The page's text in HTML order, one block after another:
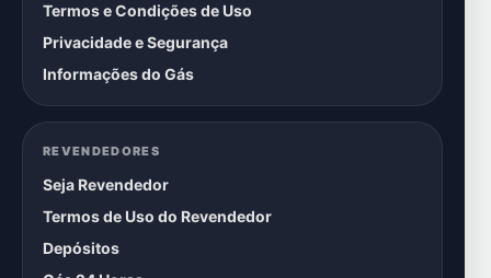
Termos e Condições de Uso
Privacidade e Segurança
Informações do Gás
REVENDEDORES
Seja Revendedor
Termos de Uso do Revendedor
Depósitos